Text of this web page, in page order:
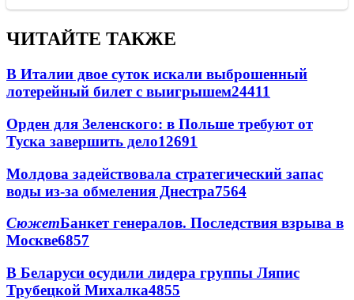
ЧИТАЙТЕ ТАКЖЕ
В Италии двое суток искали выброшенный
лотерейный билет с выигрышем24411
Орден для Зеленского: в Польше требуют от
Туска завершить дело12691
Молдова задействовала стратегический запас
воды из-за обмеления Днестра7564
СюжетБанкет генералов. Последствия взрыва в
Москве6857
В Беларуси осудили лидера группы Ляпис
Трубецкой Михалка4855